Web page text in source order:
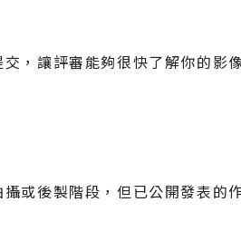
，讓評審能夠很快了解你的影
或後製階段，但已公開發表的